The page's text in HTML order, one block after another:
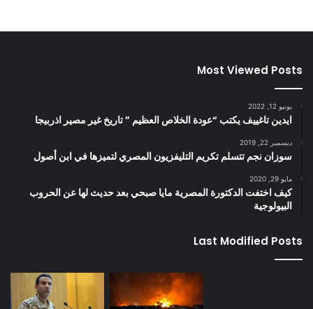
Most Viewed Posts
يونيو 12, 2022
ايدين تاغييف يكتب “عودة الخلاص العظيم ” تاريخ غير مصير اذربيجا
ديسمبر 22, 2019
سوزان نجم تتسلم تكريم التليفزيون المصري لتميزها في ابن أصول
مايو 29, 2020
كيف اختفت الدكتورة المصرية مايا صبحي بعد حديث لها عن الحروب
البيولوجية
Last Modified Posts